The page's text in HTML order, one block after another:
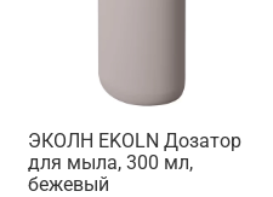
ЭКОЛН EKOLN Дозатор
для мыла, 300 мл,
бежевый